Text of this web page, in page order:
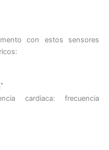
con estos sensores
*
cardiaca: frecuencia